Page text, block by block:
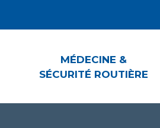
MÉDECINE &
SÉCURITÉ ROUTIÈRE